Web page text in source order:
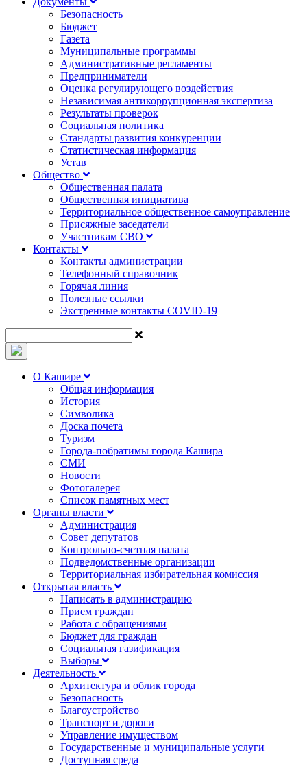
Безопасность
Бюджет
Газета
Муниципальные программы
Административные регламенты
Предприниматели
Оценка регулирующего воздействия
Независимая антикоррупционная экспертиза
Результаты проверок
Социальная политика
Стандарты развития конкуренции
Статистическая информация
Устав
Общество
Общественная палата
Общественная инициатива
Территориальное общественное самоуправление
Присяжные заседатели
Участникам СВО
Контакты
Контакты администрации
Телефонный справочник
Горячая линия
Полезные ссылки
Экстренные контакты COVID-19
О Кашире
Общая информация
История
Символика
Доска почета
Туризм
Города-побратимы города Кашира
СМИ
Новости
Фотогалерея
Список памятных мест
Органы власти
Администрация
Совет депутатов
Контрольно-счетная палата
Подведомственные организации
Территориальная избирательная комиссия
Открытая власть
Написать в администрацию
Прием граждан
Работа с обращениями
Бюджет для граждан
Социальная газификация
Выборы
Деятельность
Архитектура и облик города
Безопасность
Благоустройство
Транспорт и дороги
Управление имуществом
Государственные и муниципальные услуги
Доступная среда